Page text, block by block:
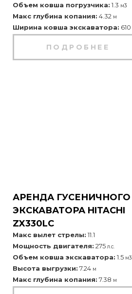
Объем ковша погрузчика: 1.3 м3
Макс глубина копания: 4.32 м
Ширина ковша экскаватора: 610
ПОДРОБНЕЕ
АРЕНДА ГУСЕНИЧНОГО
ЭКСКАВАТОРА HITACHI
ZX330LC
Макс вылет стрелы: 11.1
Мощность двигателя: 275л.с.
Объем ковша экскаватора: 1.5 м3
Высота выгрузки: 7.24 м
Макс глубина копания: 7.38 м